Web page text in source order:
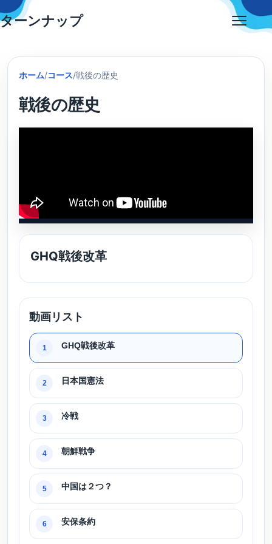
Skip
to
ターンナップ
ホーム/コース/戦後の歴史
戦後の歴史
GHQ戦後改革
動画リスト
1 GHQ戦後改革
2 日本国憲法
3 冷戦
4 朝鮮戦争
5 中国は２つ？
6 安保条約